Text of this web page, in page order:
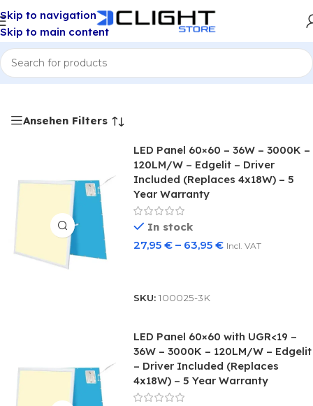
Skip to navigation
Skip to main content
Panels mit seitlicher Ausleuchtung/LED Panels 60x60 cm
Ansehen Filters
LED Panel 60×60 – 36W – 3000K –
120LM/W – Edgelit – Driver
Included (Replaces 4x18W) – 5
Year Warranty
In stock
27,95€ – 63,95€ Incl. VAT
SKU:100025-3K
LED Panel 60×60 with UGR<19 –
36W – 3000K – 120LM/W – Edgelit
– Driver Included (Replaces
4x18W) – 5 Year Warranty